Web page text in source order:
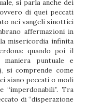
si parla anche dei
di quei peccati
nei vangeli sinottici
affermazioni in
misericordia infinita
quando poi il
puntuale e
si comprende come
siano peccati o modi
“imperdonabili”. Tra
di “disperazione